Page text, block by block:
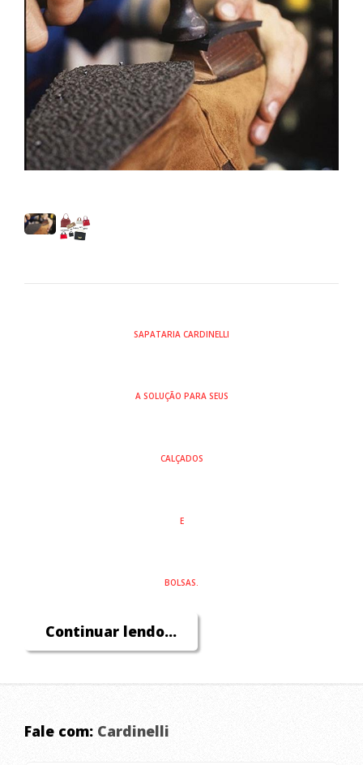
SAPATARIA CARDINELLI
A SOLUÇÃO PARA SEUS
CALÇADOS
E
BOLSAS.
Continuar lendo...
Fale com: Cardinelli